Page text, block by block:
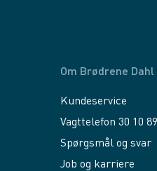
Om Brødrene Dahl
Kundeservice
Vagttelefon 30 10
Spørgsmål og svar
Job og karriere